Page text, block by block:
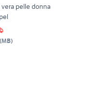
vera pelle donna
(MB)